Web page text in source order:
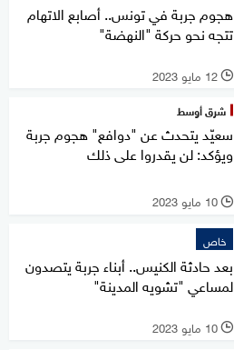
هجوم جربة في تونس.. أصابع الاتهام
تتجه نحو حركة "النهضة"
l 12 مايو 2023
شرق أوسط
سعيّد يتحدث عن "دوافع" هجوم جربة
ويؤكد: لن يقدروا على ذلك
l 10 مايو 2023
خاص
بعد حادثة الكنيس.. أبناء جربة يتصدون
لمساعي "تشويه المدينة"
l 10 مايو 2023